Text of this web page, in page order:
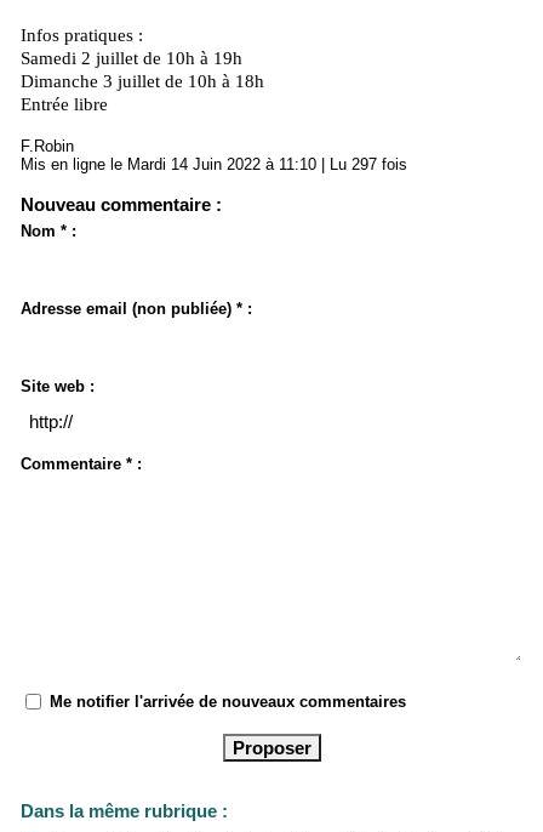
Infos pratiques :
Samedi 2 juillet de 10h à 19h
Dimanche 3 juillet de 10h à 18h
Entrée libre
F.Robin
Mis en ligne le Mardi 14 Juin 2022 à 11:10 | Lu 297 fois
Nouveau commentaire :
Nom * :
Adresse email (non publiée) * :
Site web :
Commentaire * :
Me notifier l'arrivée de nouveaux commentaires
Dans la même rubrique :